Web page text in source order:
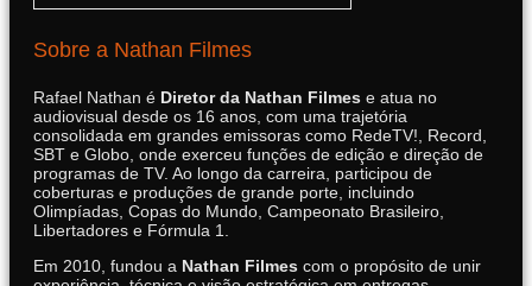
Sobre a Nathan Filmes
Rafael Nathan é Diretor da Nathan Filmes e atua no
audiovisual desde os 16 anos, com uma trajetória
consolidada em grandes emissoras como RedeTV!, Record,
SBT e Globo, onde exerceu funções de edição e direção de
programas de TV. Ao longo da carreira, participou de
coberturas e produções de grande porte, incluindo
Olimpíadas, Copas do Mundo, Campeonato Brasileiro,
Libertadores e Fórmula 1.
Em 2010, fundou a Nathan Filmes com o propósito de unir